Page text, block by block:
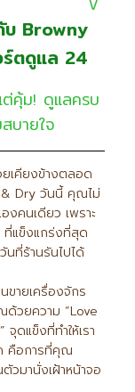
บ Browny
ร์ตดูแล 24
คุ้ม! ดูแลครบ
บายใจ
ยเคียงข้างตลอด
& Dry วันนี้ คุณไม่
งคนเดียว เพราะ
ที่แข็งแกร่งที่สุด
ที่ร้านรันไปได้
นขายเครื่องจักร
วยความ “Love
ดแข็งที่ทำให้เรา
คือการที่คุณ
วมานั่งเฝ้าหน้าจอ